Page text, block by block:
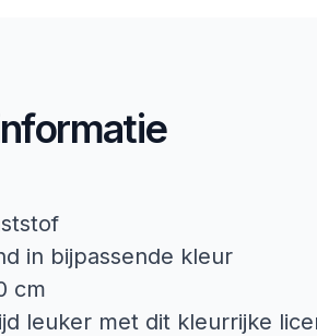
in bijpassende kleur
cm
leuker met dit kleurrijke